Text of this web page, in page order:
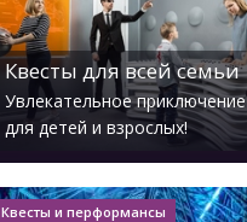
Квесты для всей семьи
Увлекательное приключение
для детей и взрослых!
Квесты и перформансы